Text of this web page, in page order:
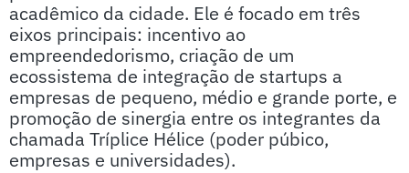
acadêmico da cidade. Ele é focado em três
eixos principais: incentivo ao
empreendedorismo, criação de um
ecossistema de integração de startups a
empresas de pequeno, médio e grande porte, e
promoção de sinergia entre os integrantes da
chamada Tríplice Hélice (poder púbico,
empresas e universidades).